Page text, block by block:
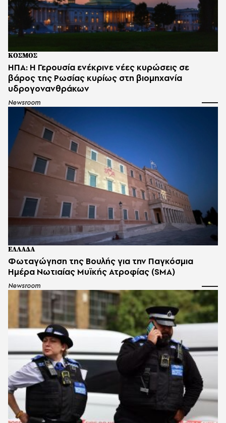
ΚΟΣΜΟΣ
ΗΠΑ: Η Γερουσία ενέκρινε νέες κυρώσεις σε
βάρος της Ρωσίας κυρίως στη βιομηχανία
υδρογονανθράκων
Newsroom
ΕΛΛΑΔΑ
Φωταγώγηση της Βουλής για την Παγκόσμια
Ημέρα Νωτιαίας Μυϊκής Ατροφίας (SMA)
Newsroom